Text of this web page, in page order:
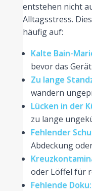
entstehen nicht
Alltagsstress.
häufig auf:
Kalte Bain-
bevor das
Zu lange
wandern
Lücken in der
zu lange
Fehlender
Abdeckung
oder Löffel für
Fehlende Doku: